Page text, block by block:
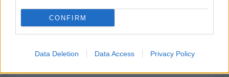
CONFIRM
Data Deletion Data Access Privacy Policy
Σχολίασε εδώ